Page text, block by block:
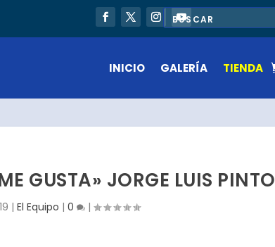
INICIO GALERÍA TIENDA
GUSTA» JORGE LUIS PINTO
| El Equipo | 0 |